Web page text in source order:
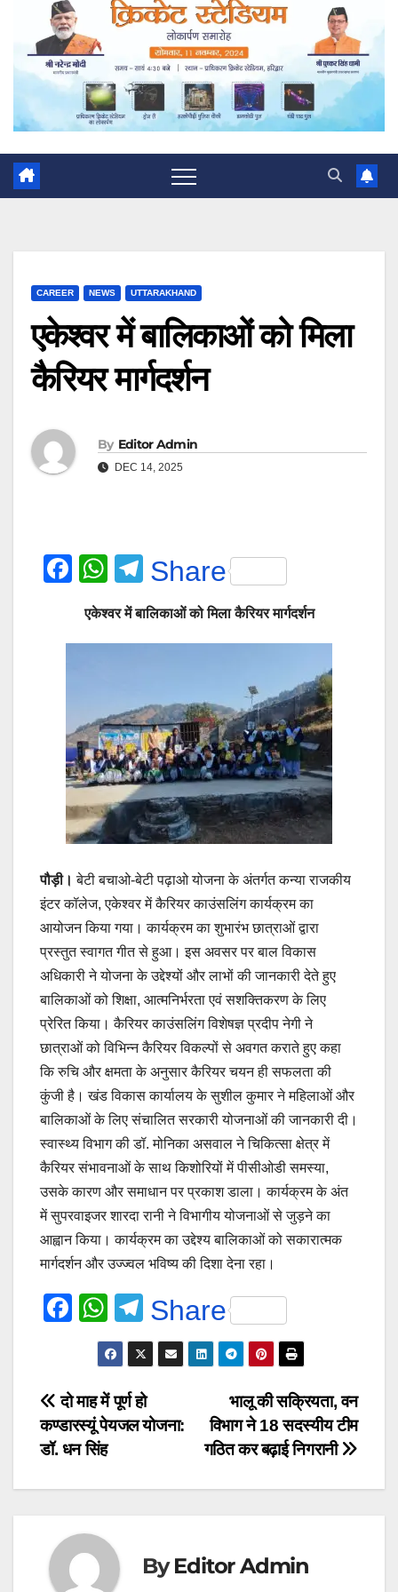
CAREER NEWS UTTARAKHAND
एकेश्वर में बालिकाओं को मिला
कैरियर मार्गदर्शन
By Editor Admin
DEC 14, 2025
F
c
e
o
k
W
at
s
p
p
T
el
e
gr
m
Share
एकेश्वर में बालिकाओं को मिला कैरियर मार्गदर्शन
पौड़ी।बेटी बचाओ-बेटी पढ़ाओ योजना के अंतर्गत कन्या राजकीय
इंटर कॉलेज, एकेश्वर में कैरियर काउंसलिंग कार्यक्रम का
आयोजन किया गया। कार्यक्रम का शुभारंभ छात्राओं द्वारा
प्रस्तुत स्वागत गीत से हुआ। इस अवसर पर बाल विकास
अधिकारी ने योजना के उद्देश्यों और लाभों की जानकारी देते हुए
बालिकाओं को शिक्षा, आत्मनिर्भरता एवं सशक्तिकरण के लिए
प्रेरित किया। कैरियर काउंसलिंग विशेषज्ञ प्रदीप नेगी ने
छात्राओं को विभिन्न कैरियर विकल्पों से अवगत कराते हुए कहा
कि रुचि और क्षमता के अनुसार कैरियर चयन ही सफलता की
कुंजी है। खंड विकास कार्यालय के सुशील कुमार ने महिलाओं और
बालिकाओं के लिए संचालित सरकारी योजनाओं की जानकारी दी।
स्वास्थ्य विभाग की डॉ. मोनिका असवाल ने चिकित्सा क्षेत्र में
कैरियर संभावनाओं के साथ किशोरियों में पीसीओडी समस्या,
उसके कारण और समाधान पर प्रकाश डाला। कार्यक्रम के अंत
में सुपरवाइजर शारदा रानी ने विभागीय योजनाओं से जुड़ने का
आह्वान किया। कार्यक्रम का उद्देश्य बालिकाओं को सकारात्मक
मार्गदर्शन और उज्ज्वल भविष्य की दिशा देना रहा।
F
e
b
o
W
h
at
s
A
p
T
el
e
gr
a
Share
Post
navigation
भालू की सक्रियता, वन
विभाग ने 18 सदस्यीय टीम
गठित कर बढ़ाई निगरानी
दो माह में पूर्ण हो
कण्डारस्यूं पेयजल योजना:
डॉ. धन सिंह
ByEditor Admin